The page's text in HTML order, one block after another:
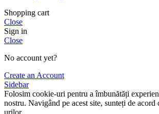
Shopping cart
Close
Sign in
Close
No account yet?
Create an Account
Sidebar
Folosim cookie-uri pentru a îmbunătăți
nostru. Navigând pe acest site, sunteți de
urilor.